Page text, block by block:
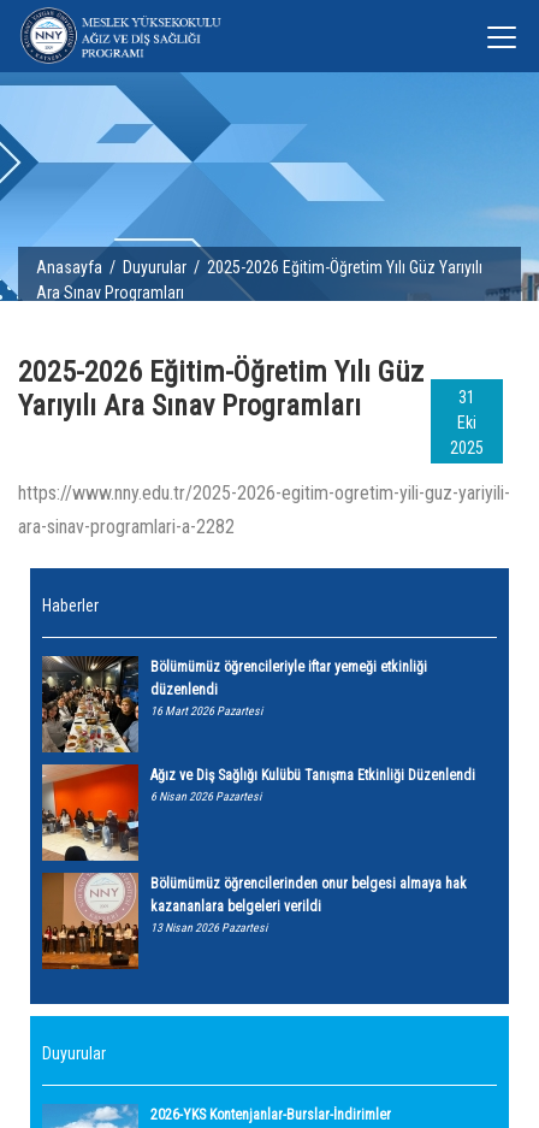
Anasayfa / Duyurular / 2025-2026 Eğitim-Öğretim Yılı Güz Yarıyılı
Ara Sınav Programları
31
Eki
2025
2025-2026 Eğitim-Öğretim Yılı Güz
Yarıyılı Ara Sınav Programları
https://www.nny.edu.tr/2025-2026-egitim-ogretim-yili-guz-yariyili-
ara-sinav-programlari-a-2282
Haberler
Bölümümüz öğrencileriyle iftar yemeği etkinliği
düzenlendi
16 Mart 2026 Pazartesi
Ağız ve Diş Sağlığı Kulübü Tanışma Etkinliği Düzenlendi
6 Nisan 2026 Pazartesi
Bölümümüz öğrencilerinden onur belgesi almaya hak
kazananlara belgeleri verildi
13 Nisan 2026 Pazartesi
Duyurular
2026-YKS Kontenjanlar-Burslar-İndirimler